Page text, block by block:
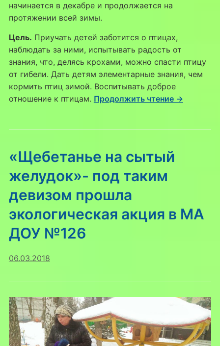
начинается в декабре и продолжается на
протяжении всей зимы.
Цель. Приучать детей заботится о птицах,
наблюдать за ними, испытывать радость от
знания, что, делясь крохами, можно спасти птицу
от гибели. Дать детям элементарные знания, чем
кормить птиц зимой. Воспитывать доброе
отношение к птицам. Продолжить чтение →
«Щебетанье на сытый
желудок»- под таким
девизом прошла
экологическая акция в МА
ДОУ №126
06.03.2018